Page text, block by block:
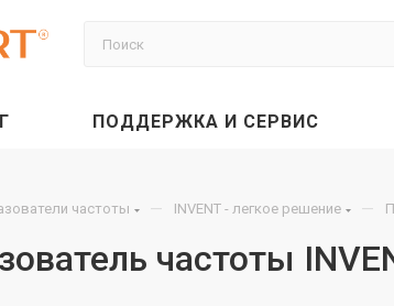
ПОДДЕРЖКА И СЕРВИС
частоты — INVENT - легкое решение —
частоты